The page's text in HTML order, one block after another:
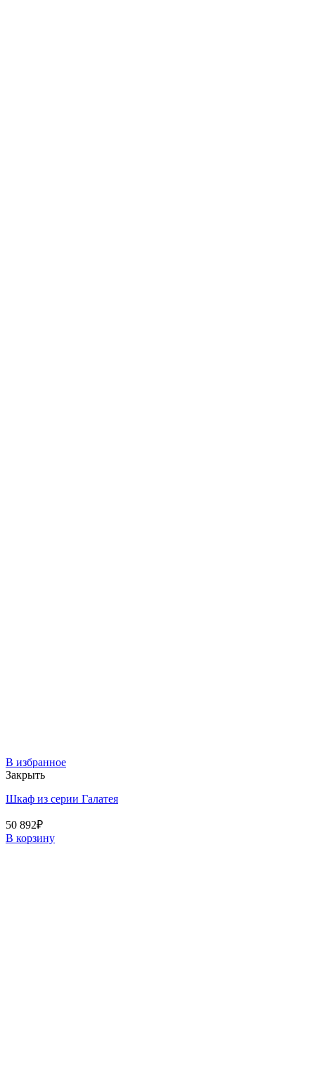
В избранное
Закрыть
Шкаф из серии Галатея
50 892₽
В корзину